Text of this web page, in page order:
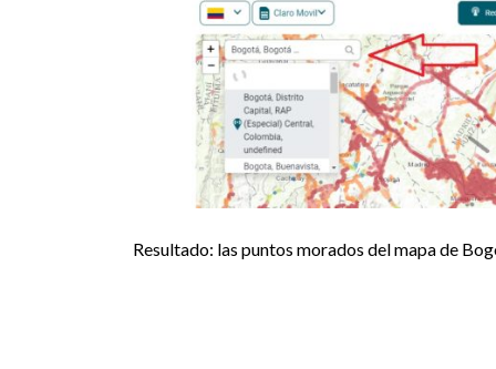
Resultado: las puntos morados del mapa de